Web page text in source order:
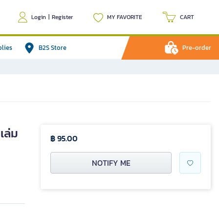
Login | Register MY FAVORITE CART
B2S Store Pre-order
ล่ม
฿ 95.00
NOTIFY ME